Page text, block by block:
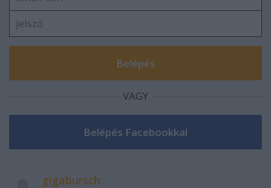
VAGY
gigabursch